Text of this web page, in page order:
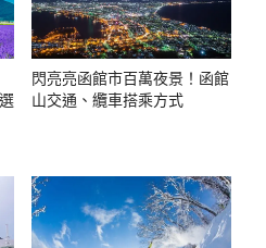
閃亮亮函館市百萬夜景！函館
山交通、纜車搭乘方式